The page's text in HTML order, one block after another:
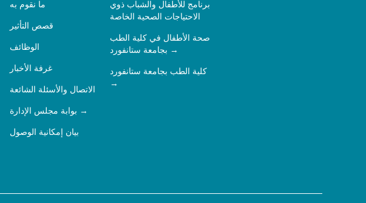
ما نقوم به
قصص التأثير
الوظائف
غرفة الأخبار
الاتصال والأسئلة الشائعة
بوابة مجلس الإدارة
بيان إمكانية الوصول
برنامج للأطفال والشباب ذوي
الاحتياجات الصحية الخاصة
صحة الأطفال في كلية الطب
بجامعة ستانفورد
كلية الطب بجامعة ستانفورد